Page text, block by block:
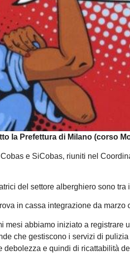
la Prefettura di Milano (corso
Cobas e SiCobas, riuniti nel
del settore alberghiero sono
in cassa integrazione da marzo
mesi abbiamo iniziato a registrare
che gestiscono i servizi di
debolezza e quindi di ricattabilità